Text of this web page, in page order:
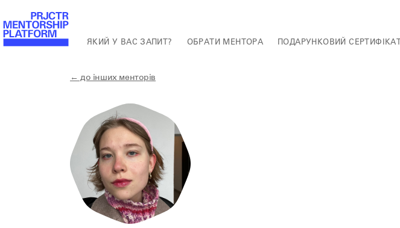
ЯКИЙ У ВАС ЗАПИТ? ОБРАТИ МЕНТОРА ПОДАРУНКОВИЙ СЕРТИФІКАТ
← до інших менторів